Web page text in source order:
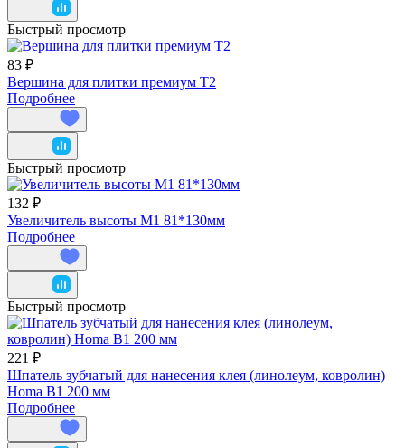
Быстрый просмотр
83 ₽
Вершина для плитки премиум T2
Подробнее
Быстрый просмотр
132 ₽
Увеличитель высоты M1 81*130мм
Подробнее
Быстрый просмотр
221 ₽
Шпатель зубчатый для нанесения клея (линолеум, ковролин)
Homa В1 200 мм
Подробнее